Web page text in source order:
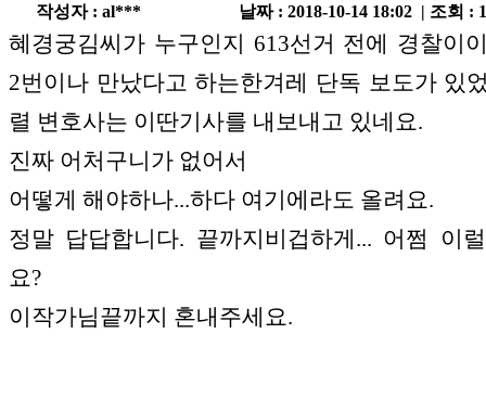
작성자 : al***
날짜 : 2018-10-14 18:02 | 조회 :
혜경궁김씨가 누구인지 613선거 전에 경찰이
2번이나 만났다고 하는한겨레 단독 보도가 있
렬 변호사는 이딴기사를 내보내고 있네요.
진짜 어처구니가 없어서
어떻게 해야하나...하다 여기에라도 올려요.
정말 답답합니다. 끝까지비겁하게... 어쩜 이
요?
이작가님끝까지 혼내주세요.